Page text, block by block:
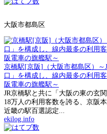
大阪市都島区
京橋駅[京阪]（大阪市都島区）～
口」を構成し、線内最多の利用
阪電車の旗艦駅～
JR京橋駅と共に「大阪の東の玄
18万人の利用客数を誇る、京阪
近畿の駅百選認定...
ekilog.info